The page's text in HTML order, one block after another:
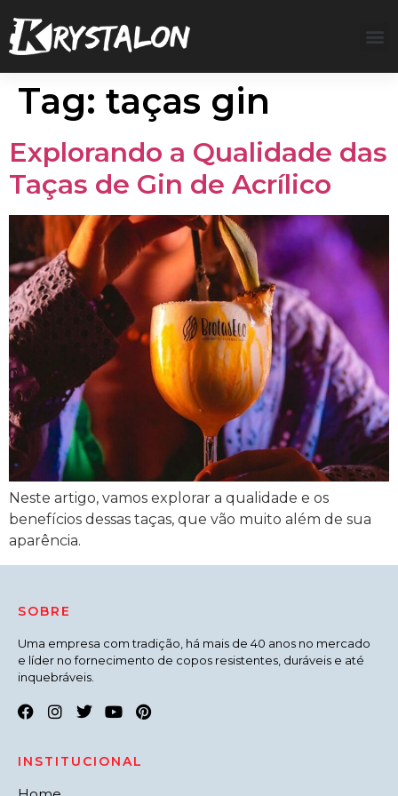
Tag: taças gin
Explorando a Qualidade das
Taças de Gin de Acrílico
Neste artigo, vamos explorar a qualidade e os
benefícios dessas taças, que vão muito além de sua
aparência.
SOBRE
Uma empresa com tradição, há mais de 40 anos no mercado
e líder no fornecimento de copos resistentes, duráveis e até
inquebráveis.
INSTITUCIONAL